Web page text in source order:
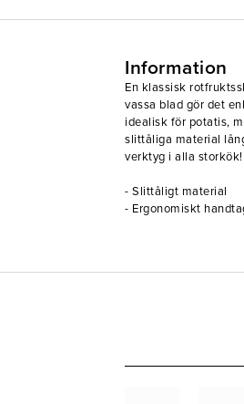
Information
En klassisk
vassa blad gör det
idealisk för potatis,
slittåliga material
verktyg i alla storkök!
- Slittåligt material
- Ergonomiskt